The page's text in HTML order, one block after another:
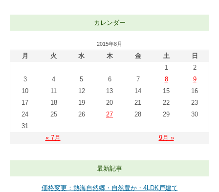
カレンダー
2015年8月
月 火 水 木 金 土 日
« 7月 9月 »
1
2
3
4 5 6 7 8
9
10
11 12 13 14 15
16
17
18 19 20 21 22
23
24
25 26 27 28 29
30
31
最新記事
価格変更：熱海自然郷・自然豊か・4LDK戸建て